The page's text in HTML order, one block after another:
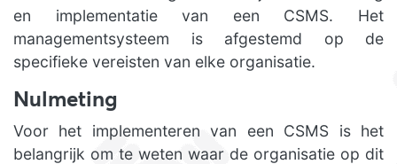
en implementatie van een CSMS. Het
managementsysteem is afgestemd op de
specifieke vereisten van elke organisatie.
Nulmeting
Voor het implementeren van een CSMS is het
belangrijk om te weten waar de organisatie op dit